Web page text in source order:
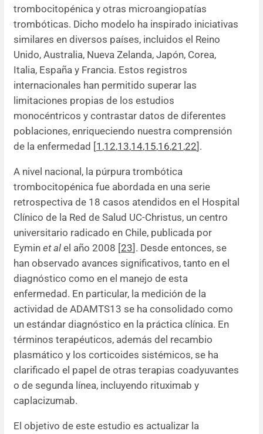
trombocitopénica y otras microangiopatías
trombóticas. Dicho modelo ha inspirado iniciativas
similares en diversos países, incluidos el Reino
Unido, Australia, Nueva Zelanda, Japón, Corea,
Italia, España y Francia. Estos registros
internacionales han permitido superar las
limitaciones propias de los estudios
monocéntricos y contrastar datos de diferentes
poblaciones, enriqueciendo nuestra comprensión
de la enfermedad [1 ,12,13,14,15,16,21 ,22].
A nivel nacional, la púrpura trombótica
trombocitopénica fue abordada en una serie
retrospectiva de 18 casos atendidos en el Hospital
Clínico de la Red de Salud UC-Christus, un centro
universitario radicado en Chile, publicada por
Eymin et al el año 2008 [23]. Desde entonces, se
han observado avances significativos, tanto en el
diagnóstico como en el manejo de esta
enfermedad. En particular, la medición de la
actividad de ADAMTS13 se ha consolidado como
un estándar diagnóstico en la práctica clínica. En
términos terapéuticos, además del recambio
plasmático y los corticoides sistémicos, se ha
clarificado el papel de otras terapias coadyuvantes
o de segunda línea, incluyendo rituximab y
caplacizumab.
El objetivo de este estudio es actualizar la